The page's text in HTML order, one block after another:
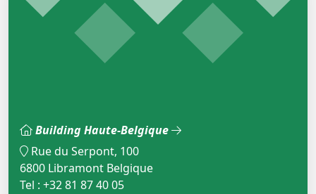
Building Haute-Belgique
Rue du Serpont, 100
6800 Libramont Belgique
Tel : +32 81 87 40 05